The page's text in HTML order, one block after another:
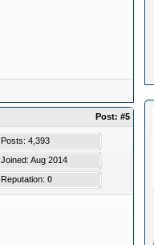
Post:#5
Posts: 4,393
Joined: Aug 2014
Reputation:0